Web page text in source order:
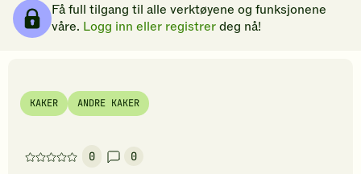
filtre
Få full tilgang til alle verktøyene og funksjonene
våre. Logg inn eller registrerdeg nå!
KAKER ANDRE KAKER
0
Denne
0